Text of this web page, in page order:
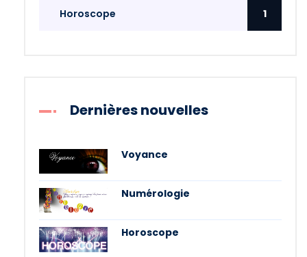
Horoscope 1
Dernières nouvelles
Voyance
Numérologie
Horoscope